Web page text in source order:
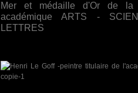
Mer et médaille d'Or de la
académique ARTS -
LETTRES